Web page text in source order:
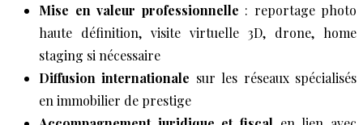
Mise en valeur professionnelle : reportage photo
haute définition, visite virtuelle 3D, drone, home
staging si nécessaire
Diffusion internationale sur les réseaux spécialisés
en immobilier de prestige